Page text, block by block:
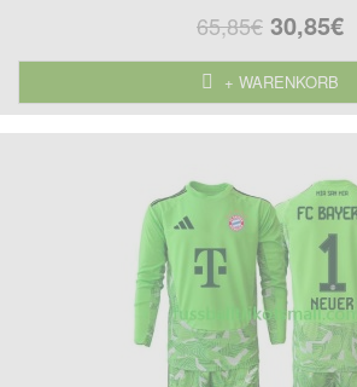
65,85€ 30,85€
+ WARENKORB